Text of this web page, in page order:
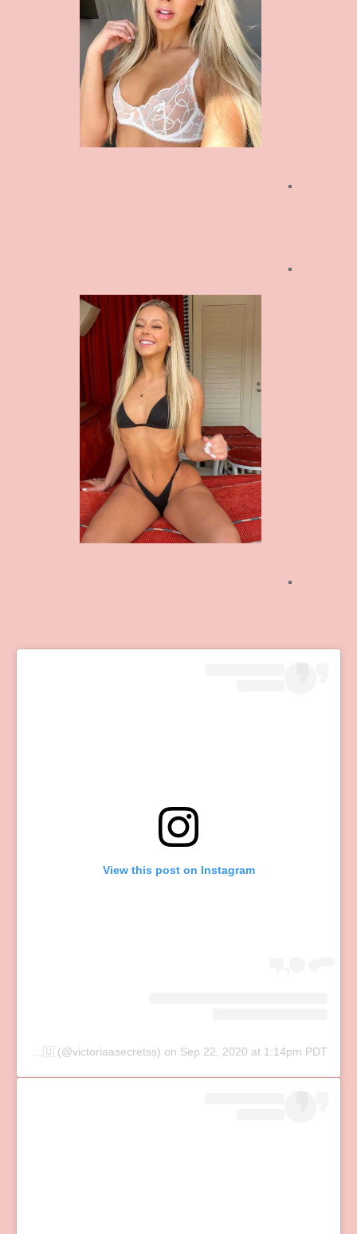
View this post on Instagram
on Sep 22, 2020 at 1:14pm PDT